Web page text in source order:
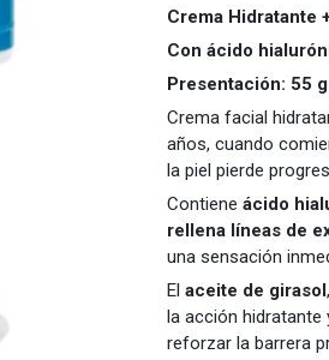
Crema Hidratante
Con ácido
Presentación: 55 g
Crema facial
años, cuando
la piel pierde
Contiene ácido
rellena líneas de
una sensación
El aceite de girasol
la acción hidratante
reforzar la barrera